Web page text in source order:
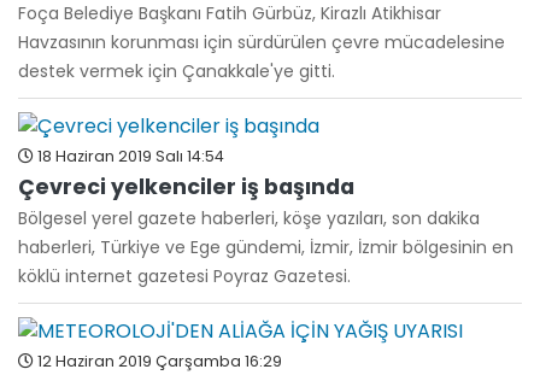
Foça Belediye Başkanı Fatih Gürbüz, Kirazlı Atikhisar
Havzasının korunması için sürdürülen çevre mücadelesine
destek vermek için Çanakkale'ye gitti.
18 Haziran 2019 Salı 14:54
Çevreci yelkenciler iş başında
Bölgesel yerel gazete haberleri, köşe yazıları, son dakika
haberleri, Türkiye ve Ege gündemi, İzmir, İzmir bölgesinin en
köklü internet gazetesi Poyraz Gazetesi.
12 Haziran 2019 Çarşamba 16:29